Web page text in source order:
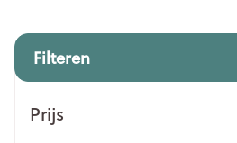
Filteren
Prijs